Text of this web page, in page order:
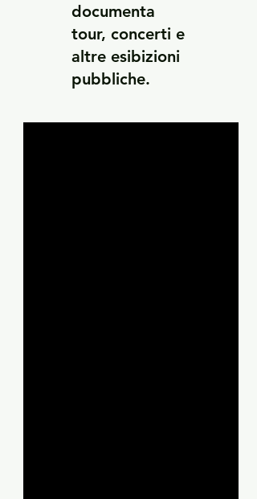
documenta
tour, concerti e
altre esibizioni
pubbliche.